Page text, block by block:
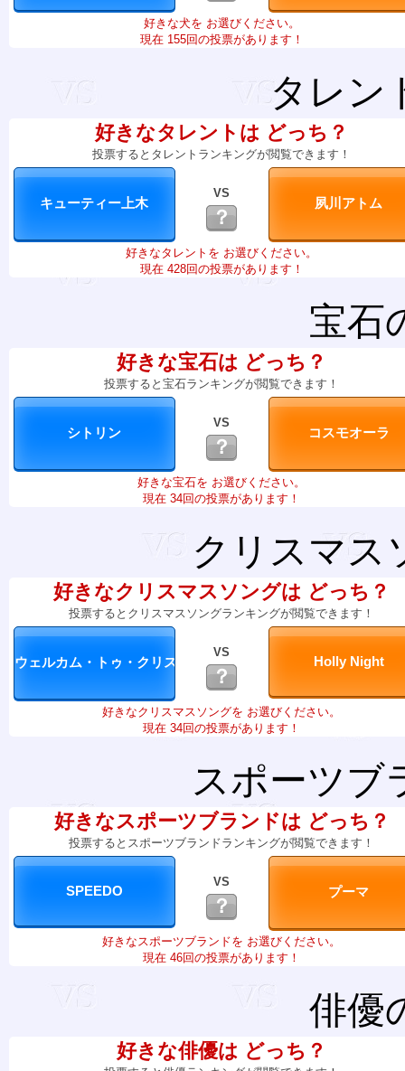
好きな犬を お選びください。
現在 155回の投票があります！
タレン
好きなタレントは どっち？
投票するとタレントランキングが閲覧できます！
VS
？
好きなタレントを お選びください。
現在 428回の投票があります！
宝石
好きな宝石は どっち？
投票すると宝石ランキングが閲覧できます！
VS
？
好きな宝石を お選びください。
現在 34回の投票があります！
クリスマス
好きなクリスマスソングは どっち？
投票するとクリスマスソングランキングが閲覧できます！
VS
？
好きなクリスマスソングを お選びください。
現在 34回の投票があります！
スポーツブ
好きなスポーツブランドは どっち？
投票するとスポーツブランドランキングが閲覧できます！
VS
？
好きなスポーツブランドを お選びください。
現在 46回の投票があります！
俳優
好きな俳優は どっち？